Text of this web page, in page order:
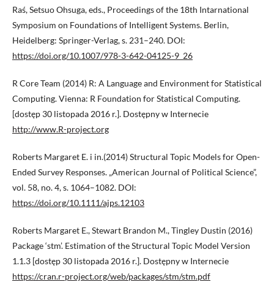
Raś, Setsuo Ohsuga, eds., Proceedings of the 18th Intarnational
Symposium on Foundations of Intelligent Systems. Berlin,
Heidelberg: Springer-Verlag, s. 231–240. DOI:
https://doi.org/10.1007/978-3-642-04125-9_26
R Core Team (2014) R: A Language and Environment for Statistical
Computing. Vienna: R Foundation for Statistical Computing.
[dostęp 30 listopada 2016 r.]. Dostępny w Internecie
http://www.R-project.org
Roberts Margaret E. i in.(2014) Structural Topic Models for Open-
Ended Survey Responses. „American Journal of Political Science”,
vol. 58, no. 4, s. 1064–1082. DOI:
https://doi.org/10.1111/ajps.12103
Roberts Margaret E., Stewart Brandon M., Tingley Dustin (2016)
Package ‘stm’. Estimation of the Structural Topic Model Version
1.1.3 [dostęp 30 listopada 2016 r.]. Dostępny w Internecie
https://cran.r-project.org/web/packages/stm/stm.pdf